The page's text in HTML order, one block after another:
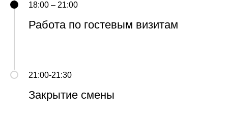
18:00 – 21:00
Работа по гостевым визитам
21:00-21:30
Закрытие смены